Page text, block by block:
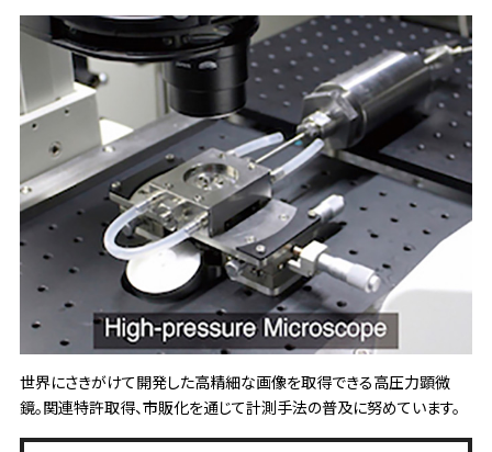
世界にさきがけて開発した高精細な画像を取得できる高圧力顕微
鏡。関連特許取得、市販化を通じて計測手法の普及に努めています。